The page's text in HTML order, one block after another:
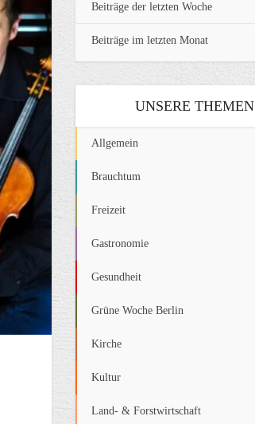
Beiträge der letzten Woche
Beiträge im letzten Monat
UNSERE THEMEN
Allgemein
Brauchtum
Freizeit
Gastronomie
Gesundheit
Grüne Woche Berlin
Kirche
Kultur
Land- & Forstwirtschaft